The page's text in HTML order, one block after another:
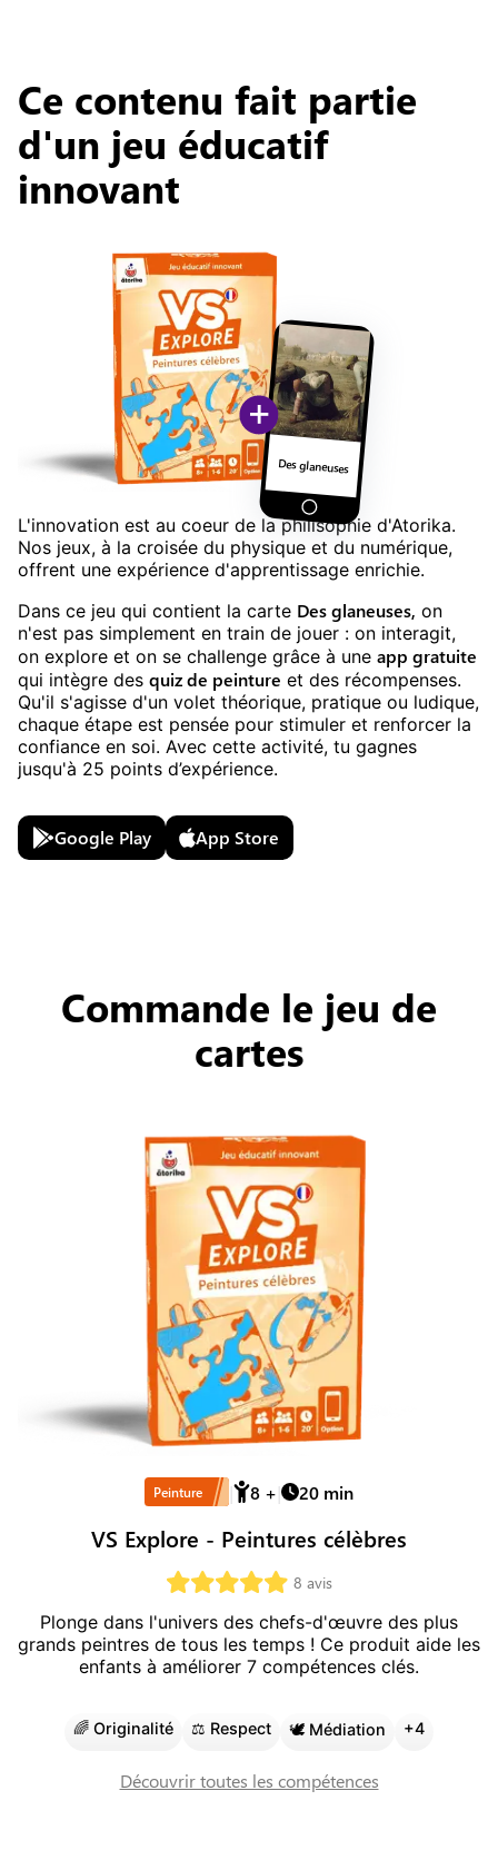
Ce contenu fait partie
d'un jeu éducatif
innovant
L'innovation est au coeur de la philisophie d'Atorika.
Nos jeux, à la croisée du physique et du numérique,
offrent une expérience d'apprentissage enrichie.
Dans ce jeu qui contient la carte Des glaneuses, on
n'est pas simplement en train de jouer : on interagit,
on explore et on se challenge grâce à une app gratuite
qui intègre des quizde peinture et des récompenses.
Qu'il s'agisse d'un volet théorique, pratique ou ludique,
chaque étape est pensée pour stimuler et renforcer la
confiance en soi. Avec cette activité, tu gagnes
jusqu'à 25 points d’expérience.
Google Play App Store
Des glaneuses
+
Commande le jeu de
cartes
Peinture 8 + 20 min
VS Explore - Peintures célèbres
8 avis
Plonge dans l'univers des chefs-d'œuvre des plus
grands peintres de tous les temps ! Ce produit aide les
enfants à améliorer 7 compétences clés.
🌈 Originalité ⚖️ Respect 🕊️ Médiation +4
Découvrir toutes les compétences